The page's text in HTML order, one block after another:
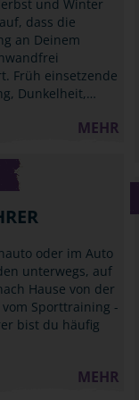
und Winter
dass die
an Deinem
Früh einsetzende
Dunkelheit,…
MEHR
oder im Auto
unterwegs, auf
Hause von der
vom Sporttraining -
bist du häufig
MEHR